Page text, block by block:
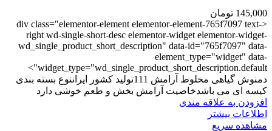
145,000 تومان
<div class="elementor-element elementor-element-765f7097 text-
right wd-single-short-desc elementor-widget elementor-widget-
wd_single_product_short_description" data-id="765f7097" data-
element_type="widget" data-
widget_type="wd_single_product_short_description.default">
دمنوش گیاهی مخلوط آرامش 111تولید کشور ایراننوع بسته بندی
کیسه ای می باشدخاصیت آرامش بخش و طعم خوشی دارد
افزودن به علاقه مندی
اطلاعات بیشتر
مشاهده سریع